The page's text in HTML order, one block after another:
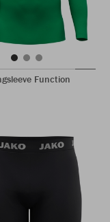
Function